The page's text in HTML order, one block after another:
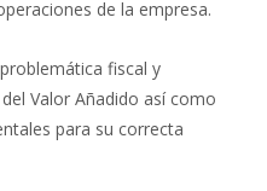
de la empresa.
fiscal y
Valor Añadido así como
para su correcta